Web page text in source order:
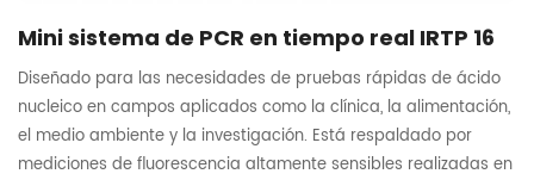
Mini sistema de PCR en tiempo real IRTP 16
Diseñado para las necesidades de pruebas rápidas de ácido
nucleico en campos aplicados como la clínica, la alimentación,
el medio ambiente y la investigación. Está respaldado por
mediciones de fluorescencia altamente sensibles realizadas en